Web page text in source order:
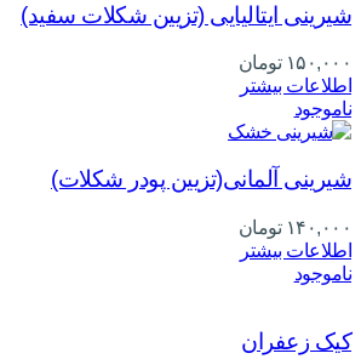
شیرینی ایتالیایی (تزیین شکلات سفید)
۱۵۰,۰۰۰ تومان
اطلاعات بیشتر
ناموجود
شیرینی آلمانی(تزیین پودر شکلات)
۱۴۰,۰۰۰ تومان
اطلاعات بیشتر
ناموجود
کیک زعفران